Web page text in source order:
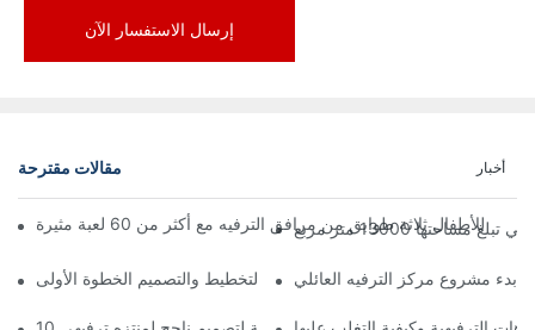
إرسال الاستفسار الآن
مقالات مقترحة أخبار
13000 متر مربع
بدء مشروع مركز الترفيه العائلي